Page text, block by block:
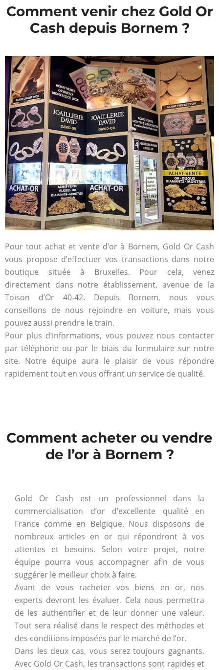
Comment venir chez Gold Or
Cash depuis Bornem ?
Pour tout achat et vente d’or à Bornem, Gold Or Cash
vous propose d’effectuer vos transactions dans notre
boutique située à Bruxelles. Pour cela, venez
directement dans notre établissement, avenue de la
Toison d’Or 40-42. Depuis Bornem, nous vous
conseillons de nous rejoindre en voiture, mais vous
pouvez aussi prendre le train.
Pour plus d’informations, vous pouvez nous contacter
par téléphone ou par le biais du formulaire sur notre
site. Notre équipe aura le plaisir de vous répondre
rapidement tout en vous offrant un service de qualité.
Comment acheter ou vendre
de l’or à Bornem ?
Gold Or Cash est un professionnel dans la
commercialisation d’or d’excellente qualité en
France comme en Belgique. Nous disposons de
nombreux articles en or qui répondront à vos
attentes et besoins. Selon votre projet, notre
équipe pourra vous accompagner afin de vous
suggérer le meilleur choix à faire.
Avant de vous racheter vos biens en or, nos
experts devront les évaluer. Cela nous permettra
de les authentifier et de leur donner une valeur.
Tout sera réalisé dans le respect des méthodes et
des conditions imposées par le marché de l’or.
Dans les deux cas, vous serez toujours gagnants.
Avec Gold Or Cash, les transactions sont rapides et